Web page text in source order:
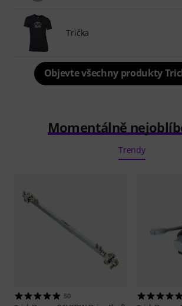
Trička
Objevte všechny produkty
Momentálně
Trendy
50